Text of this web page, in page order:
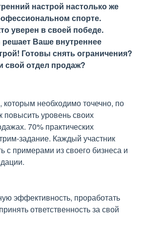
настрой настолько же
спорте.
уверен в своей победе.
Ваше внутреннее
Готовы снять ограничения?
свой отдел продаж?
которым необходимо точечно, по
повысить уровень своих
70% практических
задание. Каждый участник
с примерами из своего бизнеса и
эффективность, проработать
ответственность за свой